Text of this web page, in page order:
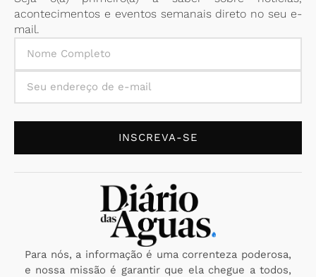
acontecimentos e eventos semanais direto no seu e-
mail.
INSCREVA-SE
Para nós, a informação é uma correnteza poderosa,
e nossa missão é garantir que ela chegue a todos,